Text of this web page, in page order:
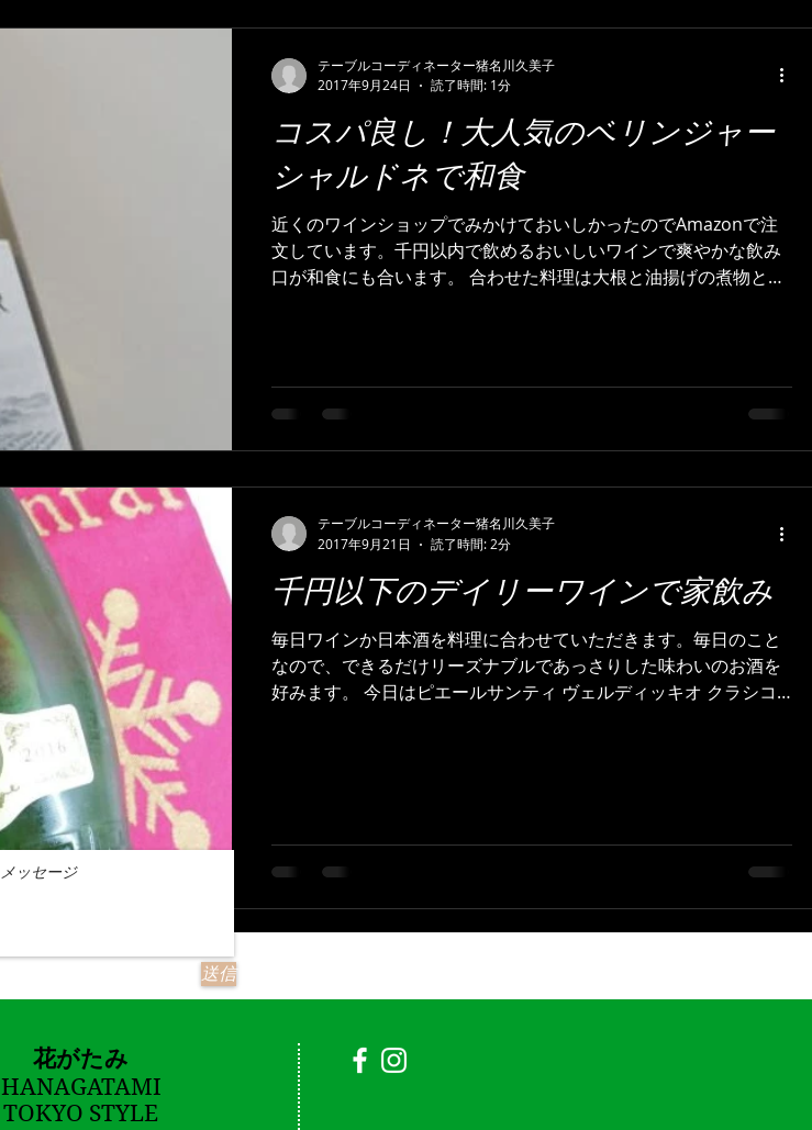
コスパ良し！大人気のベリンジャー
シャルドネで和食
近くのワインショップでみかけておいしかったのでAmazonで注
文しています。千円以内で飲めるおいしいワインで爽やかな飲み
口が和食にも合います。 合わせた料理は大根と油揚げの煮物とポ
テーブルコーディネーター猪名川久美子
2017年9月24日
読了時間: 1分
千円以下のデイリーワインで家飲み
毎日ワインか日本酒を料理に合わせていただきます。毎日のこと
なので、できるだけリーズナブルであっさりした味わいのお酒を
好みます。 今日はピエールサンティ ヴェルディッキオ クラシコ
テーブルコーディネーター猪名川久美子
2017年9月21日
読了時間: 2分
花がたみ
HANAGATAMI
TOKYO STYLE
送信